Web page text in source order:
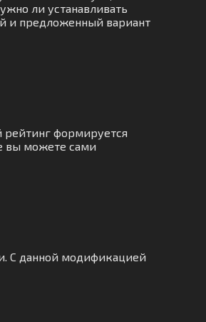
ли устанавливать
и предложенный вариант
формируется
вы можете сами
С данной модификацией